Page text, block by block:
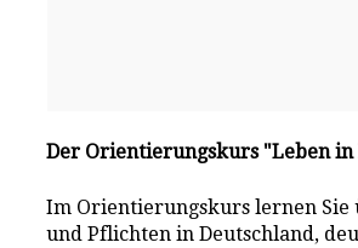
Der Orientierungskurs "Leben in
Im Orientierungskurs lernen Sie
und Pflichten in Deutschland,